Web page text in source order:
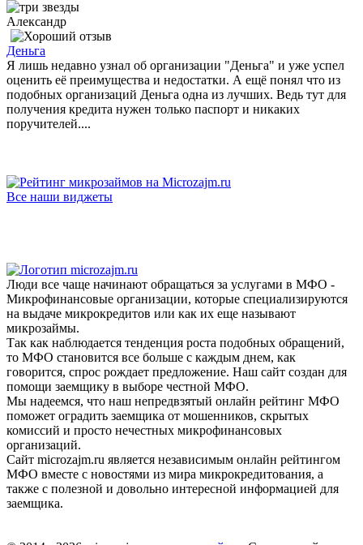
Александр
Деньга
Я лишь недавно узнал об организации "Деньга" и уже успел
оценить её преимущества и недостатки. А ещё понял что из
подобных организаций Деньга одна из лучших. Ведь тут для
получения кредита нужен только паспорт и никаких
поручителей....
Все наши виджеты
Люди все чаще начинают обращаться за услугами в МФО -
Микрофинансовые организации, которые специализируются
на выдаче микрокредитов или как их еще называют
микрозаймы.
Так как наблюдается тенденция роста подобных обращений,
то МФО становится все больше с каждым днем, как
говорится, спрос рождает предложение. Наш сайт создан для
помощи заемщику в выборе честной МФО.
Мы надеемся, что наш непредвзятый онлайн рейтинг МФО
поможет оградить заемщика от мошенников, скрытых
комиссий и просто нечестных микрофинансовых
организаций.
Сайт microzajm.ru является независимым онлайн рейтингом
МФО вместе с новостями из мира микрокредитования, а
также с полезной и довольно интересной информацией для
заемщика.